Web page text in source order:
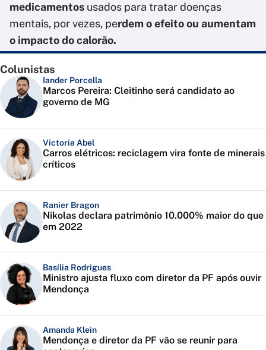
medicamentos usados para tratar doenças
mentais, por vezes, perdem o efeito ou aumentam
o impacto do calorão.
Colunistas
Iander Porcella
Marcos Pereira: Cleitinho será candidato ao
governo de MG
Victoria Abel
Carros elétricos: reciclagem vira fonte de minerais
críticos
Ranier Bragon
Nikolas declara patrimônio 10.000% maior do que
em 2022
Basília Rodrigues
Ministro ajusta fluxo com diretor da PF após ouvir
Mendonça
Amanda Klein
Mendonça e diretor da PF vão se reunir para